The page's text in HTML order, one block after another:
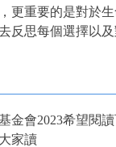
更重要的是對於
反思每個選擇以及
金會2023希望閱
家讀